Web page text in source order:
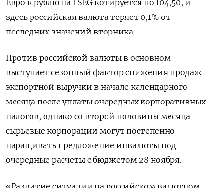
Евро к рублю на LSEG котируется по 104,50, и
здесь российская валюта теряет 0,1% от
последних значений вторника.
Против российской валюты в основном
выступает сезонный фактор снижения продаж
экспортной выручки в начале календарного
месяца после уплаты очередных корпоративных
налогов, однако со второй половины месяца
сырьевые корпорации могут постепенно
наращивать предложение инвалюты под
очередные расчеты с бюджетом 28 ноября.
«Развитие ситуации на российском валютном